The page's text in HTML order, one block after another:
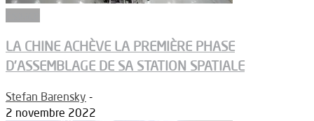
LA CHINE ACHÈVE LA PREMIÈRE PHASE
D’ASSEMBLAGE DE SA STATION SPATIALE
Stefan Barensky -
2 novembre 2022